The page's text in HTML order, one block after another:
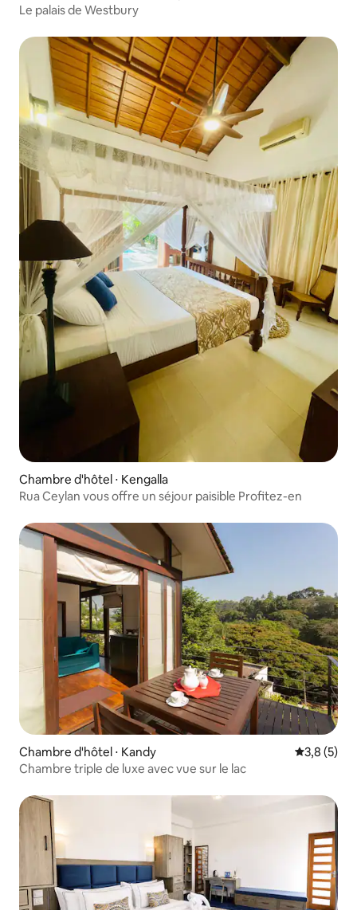
Le palais de Westbury
Chambre d'hôtel ⋅ Kengalla
Rua Ceylan vous offre un séjour paisible Profitez-en
Chambre d'hôtel ⋅ Kandy Évaluation
3,8 (5)
Chambre triple de luxe avec vue sur le lac